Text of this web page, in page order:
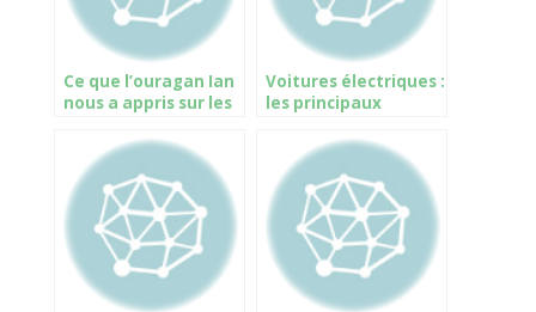
Ce que l’ouragan Ian
nous a appris sur les
Voitures électriques :
les principaux
commencent à tirer
le frein à main